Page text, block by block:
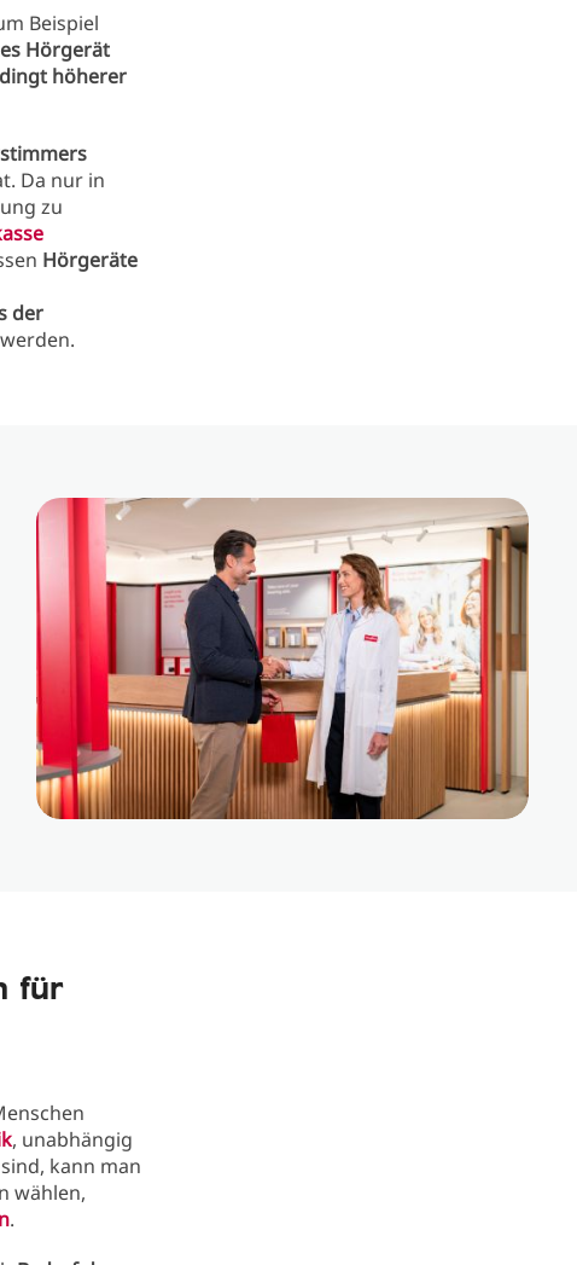
Beispiel
Hörgerät
höherer
Da nur in
zu
Hörgeräte
der
für
, unabhängig
kann man
wählen,
.